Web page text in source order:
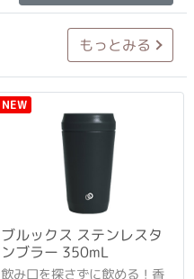
もっとみる
NEW
ブルックス ステンレスタ
ンブラー 350mL
飲み口を探さずに飲める！香